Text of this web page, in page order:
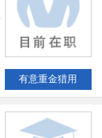
有意重金猎用